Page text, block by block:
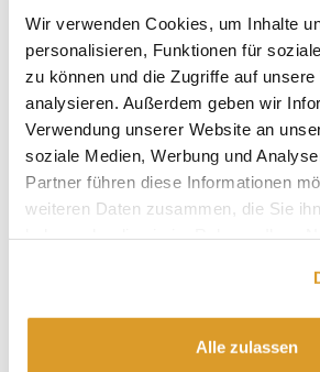
Wir verwenden Cookies, um Inhalte
personalisieren, Funktionen für
zu können und die Zugriffe auf
analysieren. Außerdem geben wir
Verwendung unserer Website an
soziale Medien, Werbung und
Partner führen diese Informationen
weiteren Daten zusammen, die Sie
Alle zulassen
bulloneria sempre in acciaio aisi
standard è dello 0,4% diversamente
pendenze a richiesta.